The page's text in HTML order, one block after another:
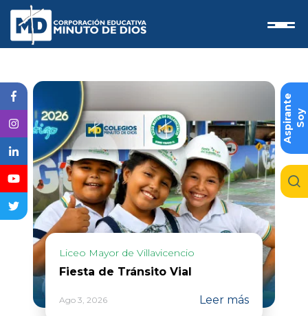
S
o
y
A
s
p
i
r
a
n
t
e
Liceo Mayor de Villavicencio
Fiesta de Tránsito Vial
Ago 3, 2026 Leer más